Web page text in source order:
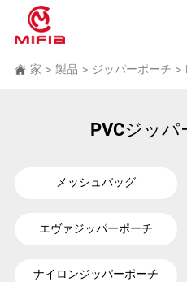
家 > 製品 > ジッパーポーチ >
PVCジッ
メッシュバッグ
エヴァジッパーポーチ
ナイロンジッパーポーチ